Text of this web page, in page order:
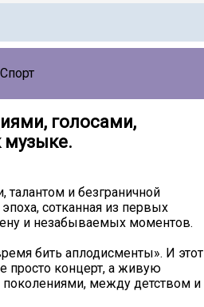
Спорт
голосами,
музыке.
и безграничной
сотканная из первых
и незабываемых моментов.
бить аплодисменты». И этот
просто концерт, а живую
между детством и